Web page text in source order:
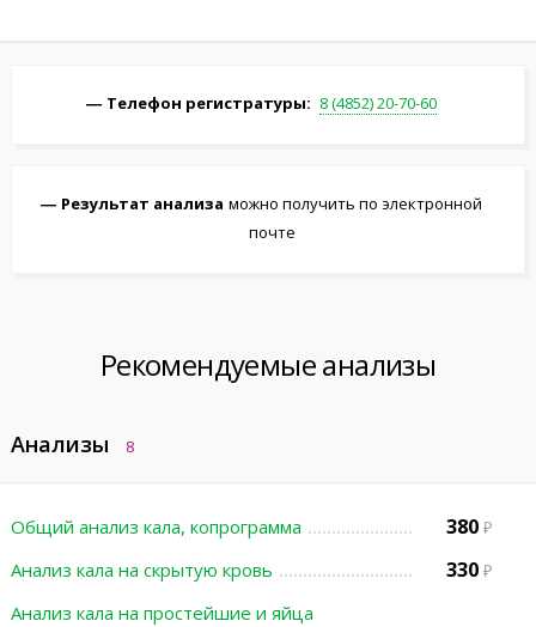
Телефон регистратуры: 8 (4852) 20-70-60
Результат анализа можно получить по электронной
почте
Рекомендуемые анализы
Анализы 8
Общий анализ кала, копрограмма 380
Анализ кала на скрытую кровь 330
Анализ кала на простейшие и яйца